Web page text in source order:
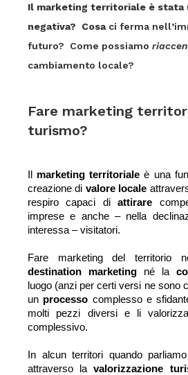
Il marketing territoriale è stata
negativa?
Cosa ci ferma
futuro? Come possiamo
cambiamento locale?
Fare marketing
turismo?
marketing territoriale è una
creazione di valore locale
respiro capaci di attirare
imprese e anche – nella
interessa – visitatori.
destination marketing né la
luogo (anzi per certi versi ne sono
un processo complesso e
molti pezzi diversi e li
complessivo.
In alcun territori quando
attraverso la valorizzazione